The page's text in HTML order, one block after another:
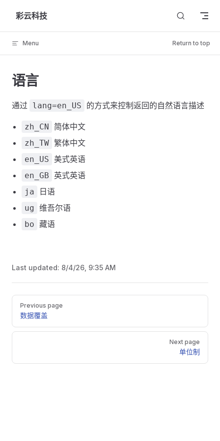
Skip to content
彩云科技
Menu Return to top
语言
通过 lang=en_US 的方式来控制返回的自然语言描述
zh_CN 简体中文
zh_TW 繁体中文
en_US 美式英语
en_GB 英式英语
ja 日语
ug 维吾尔语
bo 藏语
Last updated: 8/4/26, 9:35 AM
Pager
Previous page
数据覆盖
Next page
单位制